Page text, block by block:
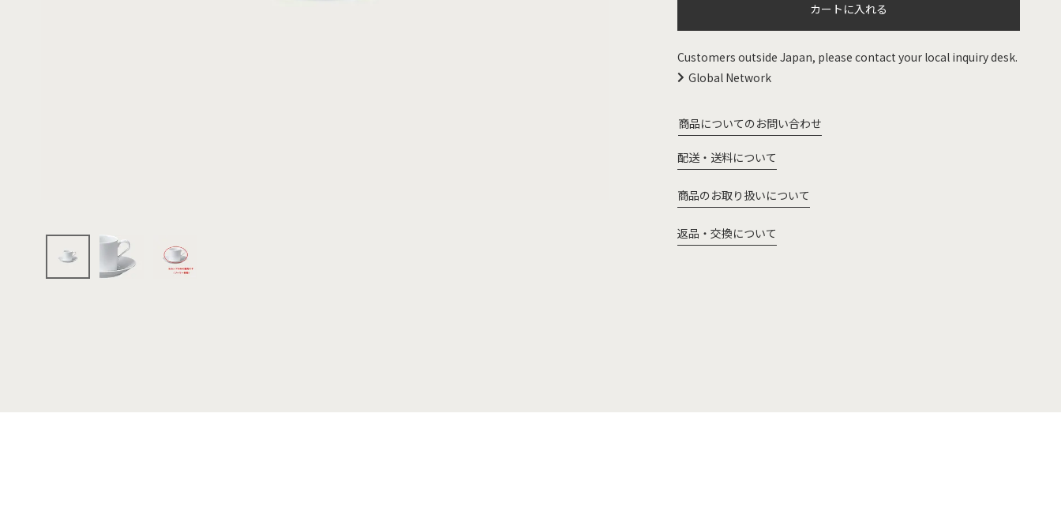
カートに入れる
Customers outside Japan, please contact your local inquiry desk.
Global Network
商品についてのお問い合わせ
配送・送料について
商品のお取り扱いについて
返品・交換について